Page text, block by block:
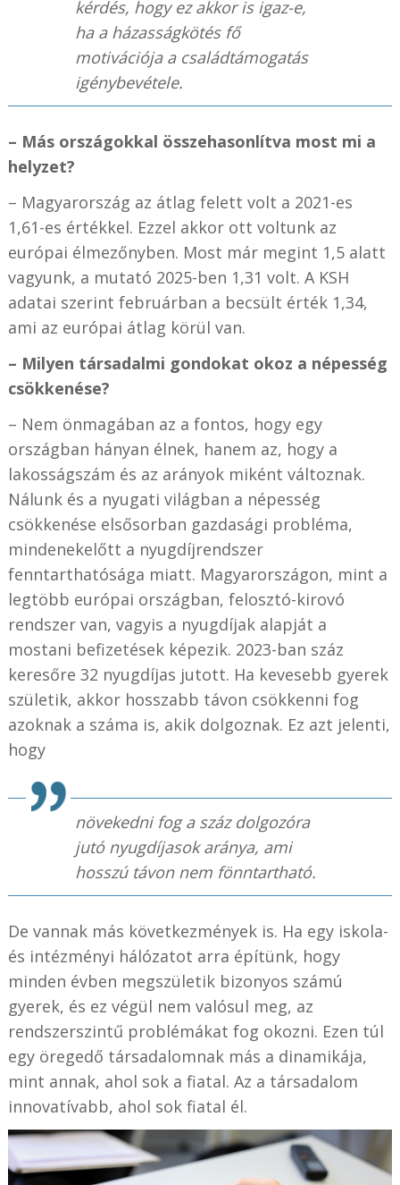
kérdés, hogy ez akkor is igaz-e,
ha a házasságkötés fő
motivációja a családtámogatás
igénybevétele.
– Más országokkal összehasonlítva most mi a
helyzet?
– Magyarország az átlag felett volt a 2021-es
1,61-es értékkel. Ezzel akkor ott voltunk az
európai élmezőnyben. Most már megint 1,5 alatt
vagyunk, a mutató 2025-ben 1,31 volt. A KSH
adatai szerint februárban a becsült érték 1,34,
ami az európai átlag körül van.
– Milyen társadalmi gondokat okoz a népesség
csökkenése?
– Nem önmagában az a fontos, hogy egy
országban hányan élnek, hanem az, hogy a
lakosságszám és az arányok miként változnak.
Nálunk és a nyugati világban a népesség
csökkenése elsősorban gazdasági probléma,
mindenekelőtt a nyugdíjrendszer
fenntarthatósága miatt. Magyarországon, mint a
legtöbb európai országban, felosztó-kirovó
rendszer van, vagyis a nyugdíjak alapját a
mostani befizetések képezik. 2023-ban száz
keresőre 32 nyugdíjas jutott. Ha kevesebb gyerek
születik, akkor hosszabb távon csökkenni fog
azoknak a száma is, akik dolgoznak. Ez azt jelenti,
hogy
növekedni fog a száz dolgozóra
jutó nyugdíjasok aránya, ami
hosszú távon nem fönntartható.
De vannak más következmények is. Ha egy iskola-
és intézményi hálózatot arra építünk, hogy
minden évben megszületik bizonyos számú
gyerek, és ez végül nem valósul meg, az
rendszerszintű problémákat fog okozni. Ezen túl
egy öregedő társadalomnak más a dinamikája,
mint annak, ahol sok a fiatal. Az a társadalom
innovatívabb, ahol sok fiatal él.